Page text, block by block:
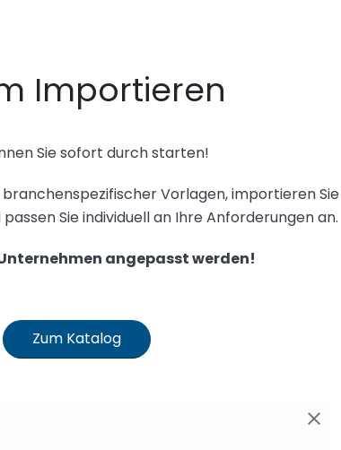
Importieren
Sie sofort durch starten!
branchenspezifischer Vorlagen, importieren Sie
Sie individuell an Ihre Anforderungen an.
angepasst werden!
Zum Katalog